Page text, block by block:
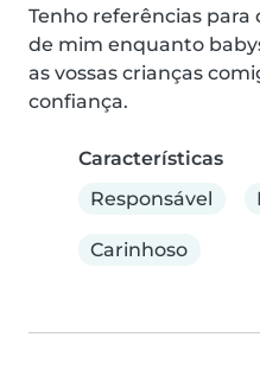
Tenho referências para
de mim enquanto
as vossas crianças
confiança.
Características
Responsável
Carinhoso